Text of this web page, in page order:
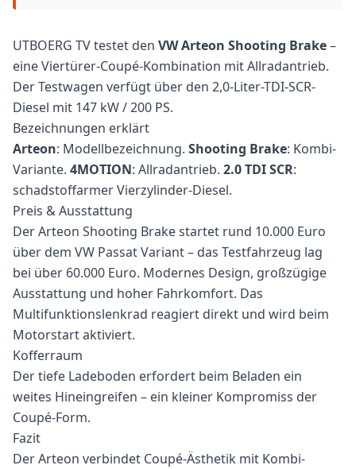
UTBOERG TV testet den VW Arteon Shooting Brake–
eine Viertürer-Coupé-Kombination mit Allradantrieb.
Der Testwagen verfügt über den 2,0-Liter-TDI-SCR-
Diesel mit 147 kW / 200 PS.
Bezeichnungen erklärt
Arteon: Modellbezeichnung. Shooting Brake: Kombi-
Variante. 4MOTION: Allradantrieb. 2.0 TDI SCR:
schadstoffarmer Vierzylinder-Diesel.
Preis & Ausstattung
Der Arteon Shooting Brake startet rund 10.000 Euro
über dem VW Passat Variant – das Testfahrzeug lag
bei über 60.000 Euro. Modernes Design, großzügige
Ausstattung und hoher Fahrkomfort. Das
Multifunktionslenkrad reagiert direkt und wird beim
Motorstart aktiviert.
Kofferraum
Der tiefe Ladeboden erfordert beim Beladen ein
weites Hineingreifen – ein kleiner Kompromiss der
Coupé-Form.
Fazit
Der Arteon verbindet Coupé-Ästhetik mit Kombi-